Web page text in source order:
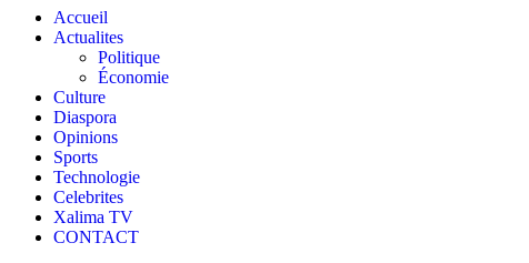
Accueil
Actualites
Politique
Économie
Culture
Diaspora
Opinions
Sports
Technologie
Celebrites
Xalima TV
CONTACT